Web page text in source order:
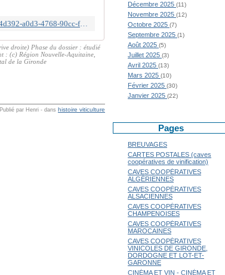
https://www.patrimoine-nouvelle-aquitaine.fr/default/doc/Dossier/5524d392-a0d3-4768-90cc-f1042b1db399/cave-cooperative
droite) Phase du dossier : étudié
: (c) Région Nouvelle-Aquitaine,
de la Gironde
Publié par Henri - dans histoire viticulture
Décembre 2025 (11)
Novembre 2025 (12)
Octobre 2025 (7)
Septembre 2025 (1)
Août 2025 (5)
Juillet 2025 (3)
Avril 2025 (13)
Mars 2025 (10)
Février 2025 (30)
Janvier 2025 (22)
Pages
BREUVAGES
CARTES POSTALES (caves
coopératives de vinification)
CAVES COOPÉRATIVES
ALGÉRIENNES
CAVES COOPÉRATIVES
ALSACIENNES
CAVES COOPÉRATIVES
CHAMPENOISES
CAVES COOPÉRATIVES
MAROCAINES
CAVES COOPÉRATIVES
VINICOLES DE GIRONDE,
DORDOGNE ET LOT-ET-
GARONNE
CINÉMA ET VIN - CINÉMA ET